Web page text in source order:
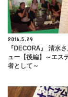
2016.5.29
『DECORA』 清水
ュー【後編】～エス
者として～